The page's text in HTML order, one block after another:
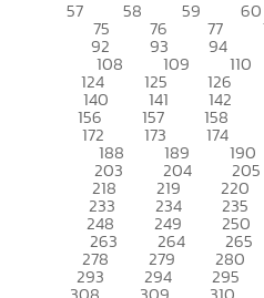
57 58 59 60
75 76 77
92 93 94
108 109 110
124 125 126
140 141 142
156 157 158
172 173 174
188 189 190
203 204 205
218 219 220
233 234 235
248 249 250
263 264 265
278 279 280
293 294 295